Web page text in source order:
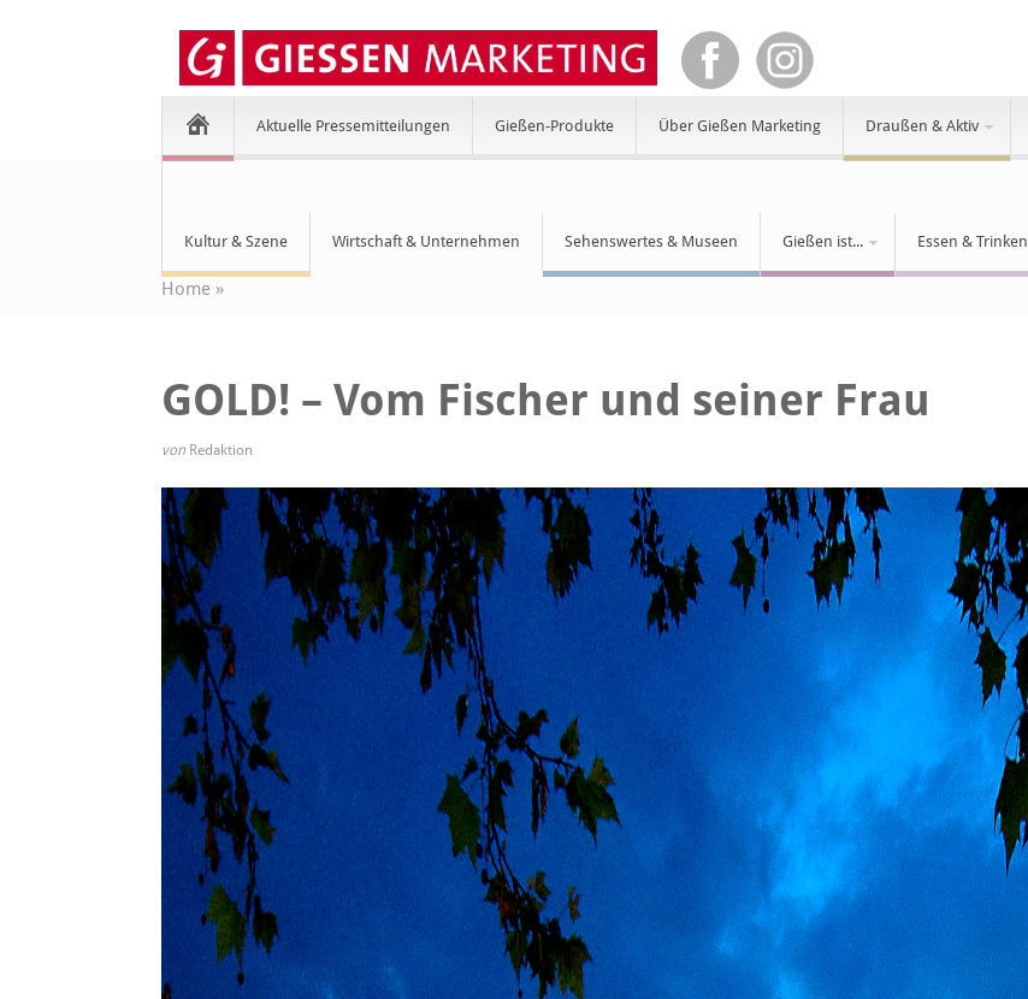
Aktuelle Pressemitteilungen Gießen-Produkte Über Gießen Marketing Draußen & Aktiv
Kultur & Szene Wirtschaft & Unternehmen Sehenswertes & Museen Gießen ist... Essen & Trinken
Home »
GOLD! – Vom Fischer und seiner Frau
von Redaktion